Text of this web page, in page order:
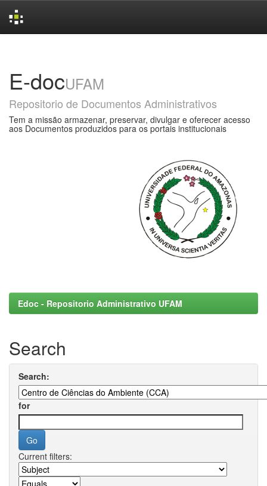
E-docUFAM
Repositorio de Documentos Administrativos
Tem a missão armazenar, preservar, divulgar e oferecer acesso
aos Documentos produzidos para os portais institucionais
Edoc - Repositorio Administrativo UFAM
Search
Search:
for
Current filters: